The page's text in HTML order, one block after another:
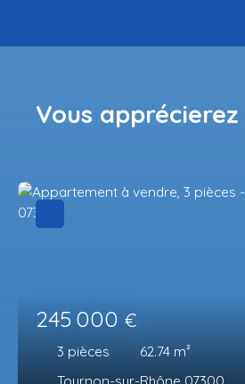
Vous apprécierez
245 000 €
3 pièces 62.74 m²